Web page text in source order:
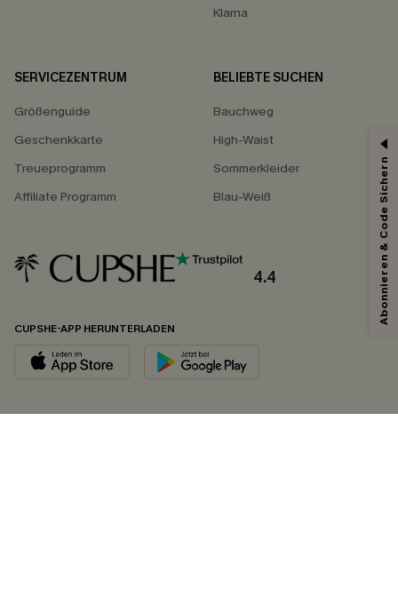
Klarna
SERVICEZENTRUM
Größenguide
Geschenkkarte
Treueprogramm
Affiliate Programm
BELIEBTE SUCHEN
Bauchweg
High-Waist
Sommerkleider
Blau-Weiß
4.4
CUPSHE-APP HERUNTERLADEN
Abonnieren & Code Sichern